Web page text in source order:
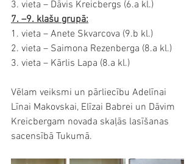
3. vieta – Dāvis Kreicbergs (6.a kl.)
7. –9. klašu grupā:
1. vieta – Anete Skvarcova (9.b kl.)
2. vieta – Saimona Rezenberga (8.a kl.)
3. vieta – Kārlis Lapa (8.a kl.)
Vēlam veiksmi un pārliecību Adelīnai
Līnai Makovskai, Elīzai Babrei un Dāvim
Kreicbergam novada skaļās lasīšanas
sacensībā Tukumā.